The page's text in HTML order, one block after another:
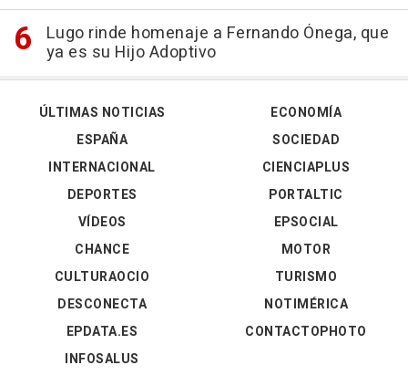
Lugo rinde homenaje a Fernando Ónega, que
ya es su Hijo Adoptivo
ÚLTIMAS NOTICIAS
ESPAÑA
INTERNACIONAL
DEPORTES
VÍDEOS
ECONOMÍA
SOCIEDAD
CIENCIAPLUS
PORTALTIC
EPSOCIAL
CHANCE
CULTURAOCIO
DESCONECTA
EPDATA.ES
INFOSALUS
MOTOR
TURISMO
NOTIMÉRICA
CONTACTOPHOTO